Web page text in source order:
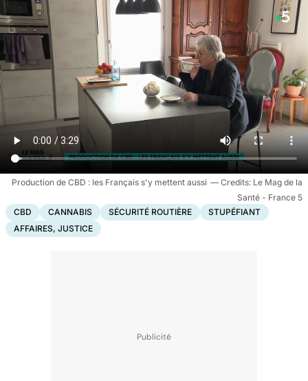
Production de CBD : les Français s'y mettent aussi
Le Mag de la
Santé - France 5
CBD
CANNABIS SÉCURITÉ ROUTIÈRE
STUPÉFIANT
AFFAIRES, JUSTICE